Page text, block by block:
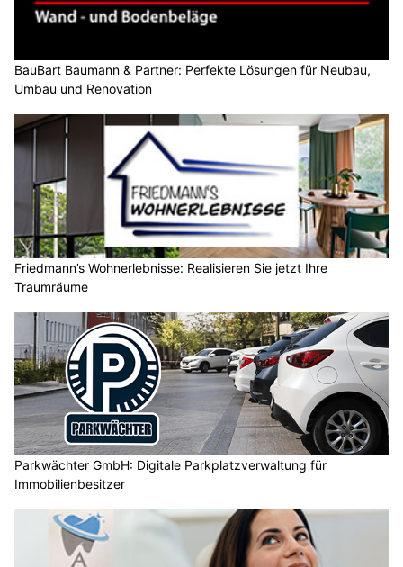
BauBart Baumann & Partner: Perfekte Lösungen für Neubau,
Umbau und Renovation
Friedmann’s Wohnerlebnisse: Realisieren Sie jetzt Ihre
Traumräume
Parkwächter GmbH: Digitale Parkplatzverwaltung für
Immobilienbesitzer